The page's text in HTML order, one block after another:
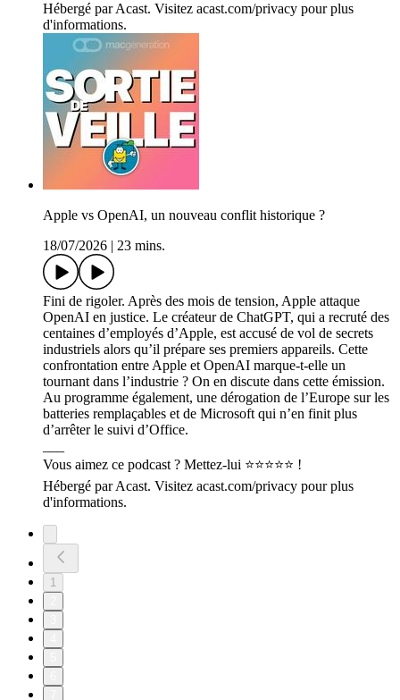
Hébergé par Acast. Visitez acast.com/privacy pour plus
d'informations.
Apple vs OpenAI, un nouveau conflit historique ?
18/07/2026
23 mins.
Fini de rigoler. Après des mois de tension, Apple attaque
OpenAI en justice. Le créateur de ChatGPT, qui a recruté des
centaines d’employés d’Apple, est accusé de vol de secrets
industriels alors qu’il prépare ses premiers appareils. Cette
confrontation entre Apple et OpenAI marque-t-elle un
tournant dans l’industrie ? On en discute dans cette émission.
Au programme également, une dérogation de l’Europe sur les
batteries remplaçables et de Microsoft qui n’en finit plus
d’arrêter le suivi d’Office.
Vous aimez ce podcast ? Mettez-lui ⭐️⭐️⭐️⭐️⭐️ !
Hébergé par Acast. Visitez acast.com/privacy pour plus
d'informations.
1